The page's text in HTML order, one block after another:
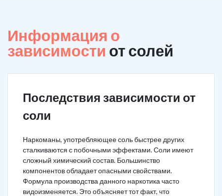
Информация о
зависимости от солей
Последствия зависимости от
соли
Наркоманы, употребляющее соль быстрее других
сталкиваются с побочными эффектами. Соли имеют
сложный химический состав. Большинство
компонентов обладает опасными свойствами.
Формула производства данного наркотика часто
видоизменяется. Это объясняет тот факт, что